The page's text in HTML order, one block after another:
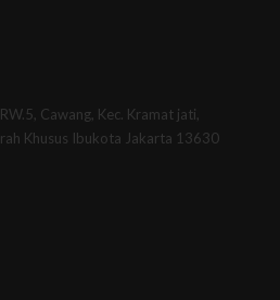
Cawang, Kec. Kramat jati,
Khusus Ibukota Jakarta 13630